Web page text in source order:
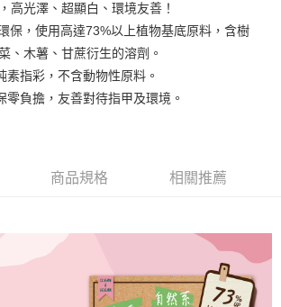
會協助您更改。
含以上)免運費
高光澤、超顯白、環境友善！
保，使用高達73%以上植物基底原料，含樹
、木薯、甘蔗衍生的溶劑。
素指彩，不含動物性原料。
零負擔，友善對待指甲及環境。
商品規格 相關推薦